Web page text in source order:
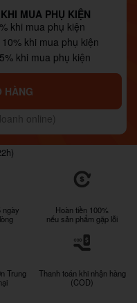
MUA PHỤ KIỆN
khi mua phụ kiện
khi mua phụ kiện
khi mua phụ kiện
HÀNG
online)
ngày
Hoàn tiền 100%
nếu sản phẩm gặp lỗi
Trung
Thanh toán khi nhận hàng
(COD)